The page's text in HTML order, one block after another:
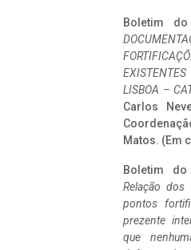
Boletim
LISBOA –
Carlos
Matos. (Em
Boletim
Relação dos
pontos
prezente
que